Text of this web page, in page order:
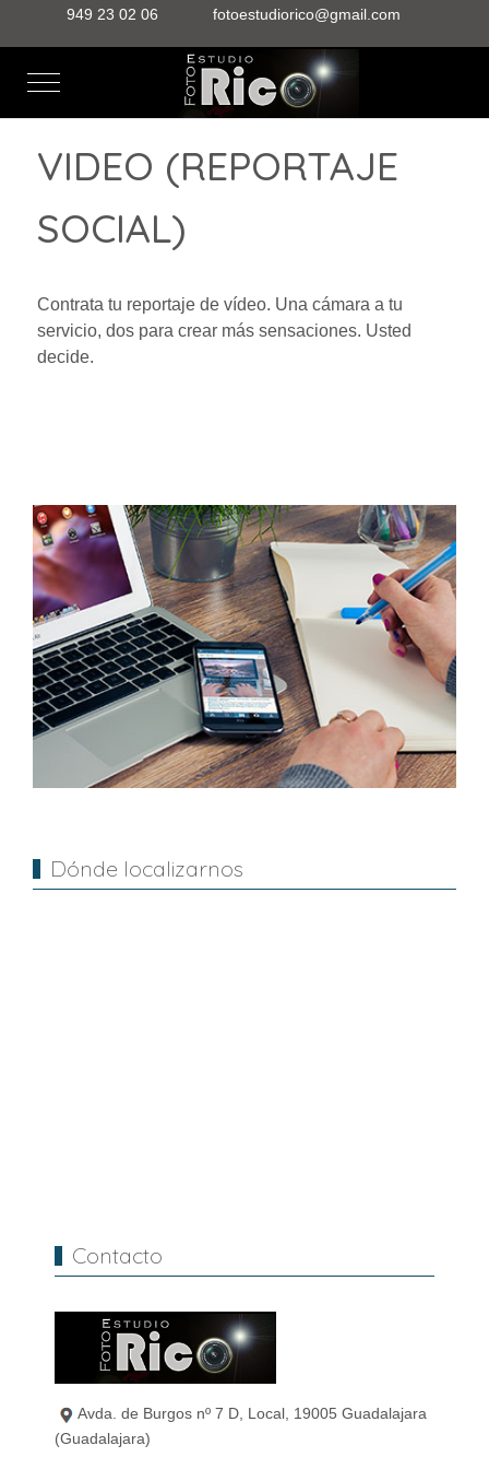
949 23 02 06 fotoestudiorico@gmail.com
Mobile Menu Toggle
VIDEO (REPORTAJE
SOCIAL)
Contrata tu reportaje de vídeo. Una cámara a tu
servicio, dos para crear más sensaciones. Usted
decide.
Dónde localizarnos
Contacto
Avda. de Burgos nº 7 D, Local, 19005 Guadalajara
(Guadalajara)